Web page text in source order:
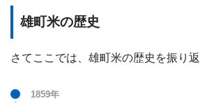
雄町米の歴史
さてここでは、雄町米の歴史を振り
1859年